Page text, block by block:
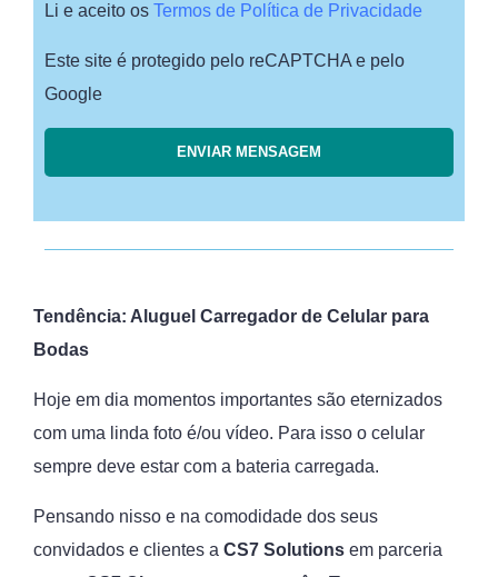
Li e aceito os Termos de Política de Privacidade
Este site é protegido pelo reCAPTCHA e pelo
Google
Tendência: Aluguel Carregador de Celular para
Bodas
Hoje em dia momentos importantes são eternizados
com uma linda foto é/ou vídeo. Para isso o celular
sempre deve estar com a bateria carregada.
Pensando nisso e na comodidade dos seus
convidados e clientes a CS7 Solutions em parceria